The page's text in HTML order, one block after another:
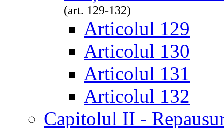
(art. 129-132)
Articolul 129
Articolul 130
Articolul 131
Articolul 132
Capitolul II -